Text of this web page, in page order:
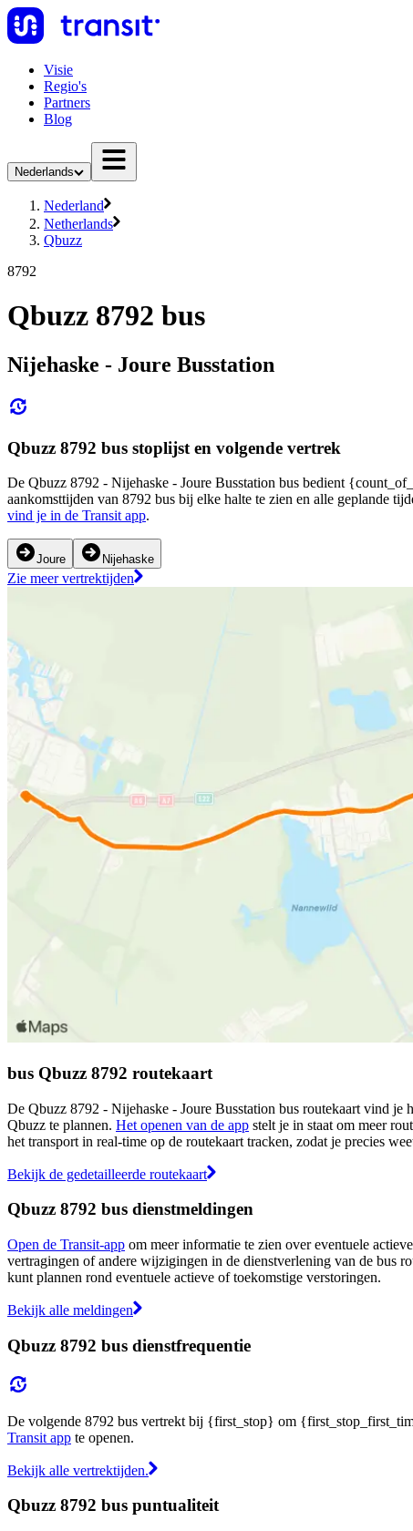
Visie
Regio's
Partners
Blog
Nederlands
Nederland
Netherlands
Qbuzz
8792
Qbuzz 8792 bus
Nijehaske - Joure Busstation
Qbuzz 8792 bus stoplijst en volgende vertrek
De Qbuzz 8792 - Nijehaske - Joure Busstation bus bedient
aankomsttijden van 8792 bus bij elke halte te zien en alle geplande
vind je in de Transit app.
Joure Nijehaske
Zie meer vertrektijden
bus Qbuzz 8792 routekaart
De Qbuzz 8792 - Nijehaske - Joure Busstation bus routekaart vind je
Qbuzz te plannen. Het openen van de app stelt je in staat om meer
het transport in real-time op de routekaart tracken, zodat je precies
Bekijk de gedetailleerde routekaart
Qbuzz 8792 bus dienstmeldingen
Open de Transit-app om meer informatie te zien over eventuele
vertragingen of andere wijzigingen in de dienstverlening van de bus
kunt plannen rond eventuele actieve of toekomstige verstoringen.
Bekijk alle meldingen
Qbuzz 8792 bus dienstfrequentie
De volgende 8792 bus vertrekt bij {first_stop} om
Transit app te openen.
Bekijk alle vertrektijden.
Qbuzz 8792 bus puntualiteit